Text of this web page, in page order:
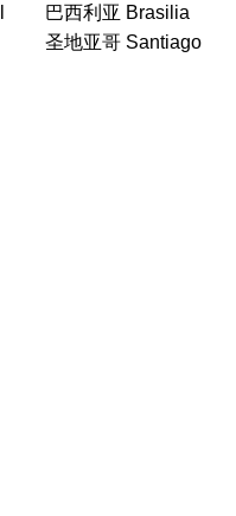
巴西利亚 Brasilia
圣地亚哥 Santiago